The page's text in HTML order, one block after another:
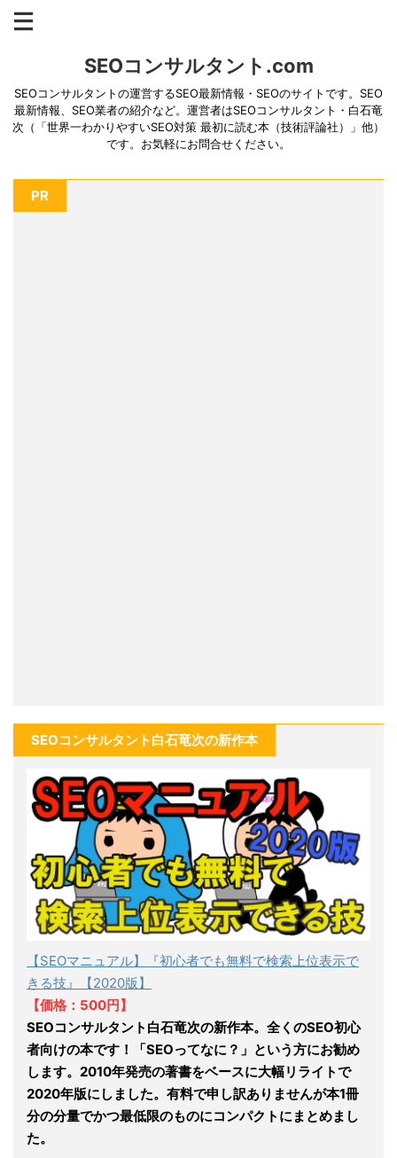
SEOコンサルタント.com
SEOコンサルタントの運営するSEO最新情報・SEOのサイトです。SEO
最新情報、SEO業者の紹介など。運営者はSEOコンサルタント・白石竜
次（「世界一わかりやすいSEO対策 最初に読む本（技術評論社）」他）
です。お気軽にお問合せください。
PR
SEOコンサルタント白石竜次の新作本
【SEOマニュアル】『初心者でも無料で検索上位表示で
きる技』【2020版】
【価格：500円】
SEOコンサルタント白石竜次の新作本。全くのSEO初心
者向けの本です！「SEOってなに？」という方にお勧め
します。2010年発売の著書をベースに大幅リライトで
2020年版にしました。有料で申し訳ありませんが本1冊
分の分量でかつ最低限のものにコンパクトにまとめまし
た。